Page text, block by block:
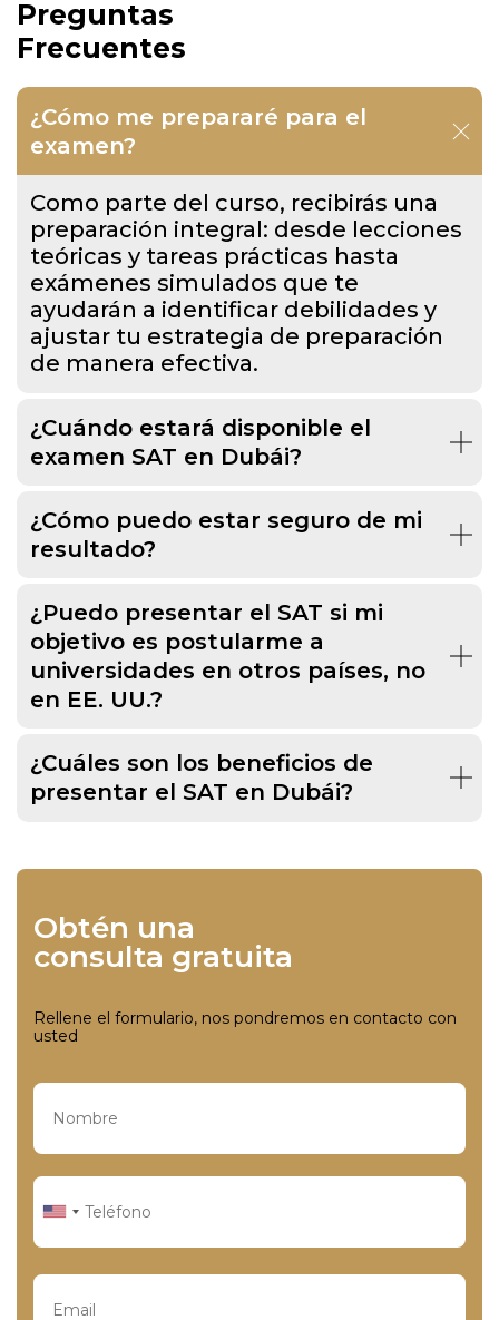
Preguntas
Frecuentes
¿Cómo me prepararé para el
examen?
Como parte del curso, recibirás una
preparación integral: desde lecciones
teóricas y tareas prácticas hasta
exámenes simulados que te
ayudarán a identificar debilidades y
ajustar tu estrategia de preparación
de manera efectiva.
¿Cuándo estará disponible el
examen SAT en Dubái?
¿Cómo puedo estar seguro de mi
resultado?
¿Puedo presentar el SAT si mi
objetivo es postularme a
universidades en otros países, no
en EE. UU.?
¿Cuáles son los beneficios de
presentar el SAT en Dubái?
Obtén una
consulta gratuita
Rellene el formulario, nos pondremos en contacto con
usted